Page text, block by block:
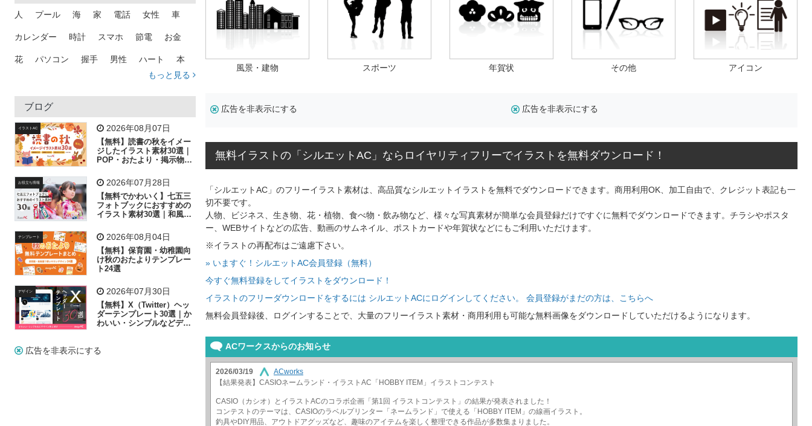
人 プール 海 家 電話 女性 車
カレンダー 時計 スマホ 節電 お金
花 パソコン 握手 男性 ハート 本
トラック 木
吹き出し
飛行機 グラフ ビル 魚 家族 書類
歩く 工場 会社 太陽 キラキラ
子供 作業員 葉 相談 ピクトグラム
もっと見る
ブログ
イラストAC 2026年08月07日
【無料】読書の秋をイメー
ジしたイラスト素材30選｜
POP・おたより・掲示物に
お役立ち情報 2026年07月28日
【無料でかわいく】七五三
フォトブックにおすすめの
イラスト素材30選｜和風の
テンプレート 2026年08月04日
【無料】保育園・幼稚園向
け秋のおたよりテンプレー
ト24選
デザイン 2026年07月30日
【無料】X（Twitter）ヘッ
ダーテンプレート30選｜か
わいい・シンプルなどデザ
広告を非表示にする
風景・建物 スポーツ 年賀状 その他 アイコン
広告を非表示にする 広告を非表示にする
無料イラストの「シルエットAC」ならロイヤリティフリーでイラストを無料ダウンロード！
「シルエットAC」のフリーイラスト素材は、高品質なシルエットイラストを無料でダウンロードできます。商用利用OK、加工自由で、クレジット表記も一
切不要です。
人物、ビジネス、生き物、花・植物、食べ物・飲み物など、様々な写真素材が簡単な会員登録だけですぐに無料でダウンロードできます。チラシやポスタ
ー、WEBサイトなどの広告、動画のサムネイル、ポストカードや年賀状などにもご利用いただけます。
※イラストの再配布はご遠慮下さい。
» いますぐ！シルエットAC会員登録（無料）
今すぐ無料登録をしてイラストをダウンロード！
イラストのフリーダウンロードをするには シルエットACにログインしてください。 会員登録がまだの方は、こちらへ
無料会員登録後、ログインすることで、大量のフリーイラスト素材・商用利用も可能な無料画像をダウンロードしていただけるようになります。